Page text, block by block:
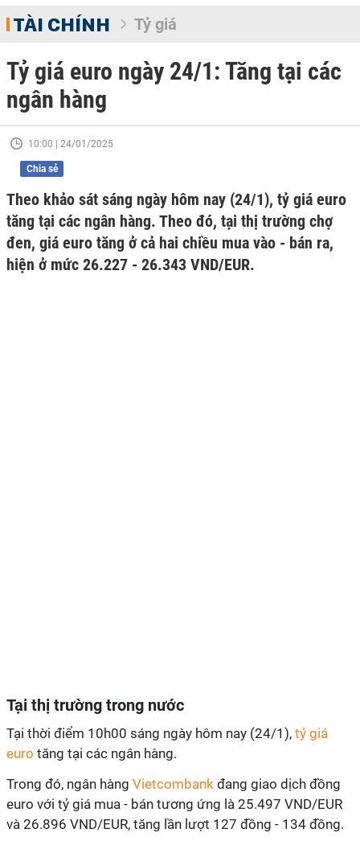
TÀI CHÍNH Tỷ giá
Tỷ giá euro ngày 24/1: Tăng tại các
ngân hàng
10:00 | 24/01/2025
Chia sẻ
Theo khảo sát sáng ngày hôm nay (24/1), tỷ giá euro
tăng tại các ngân hàng. Theo đó, tại thị trường chợ
đen, giá euro tăng ở cả hai chiều mua vào - bán ra,
hiện ở mức 26.227 - 26.343 VND/EUR.
Tại thị trường trong nước
Tại thời điểm 10h00 sáng ngày hôm nay (24/1), tỷ giá
euro tăng tại các ngân hàng.
Trong đó, ngân hàng Vietcombank đang giao dịch đồng
euro với tỷ giá mua - bán tương ứng là 25.497 VND/EUR
và 26.896 VND/EUR, tăng lần lượt 127 đồng - 134 đồng.